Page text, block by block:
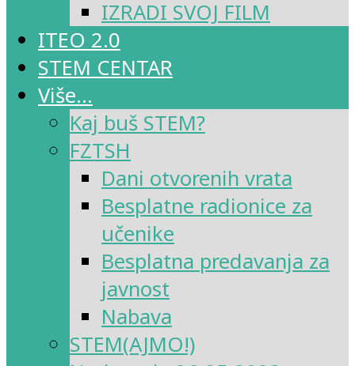
IZRADI SVOJ FILM
ITEO 2.0
STEM CENTAR
Više…
Kaj buš STEM?
FZTSH
Dani otvorenih vrata
Besplatne radionice za
učenike
Besplatna predavanja za
javnost
Nabava
STEM(AJMO!)